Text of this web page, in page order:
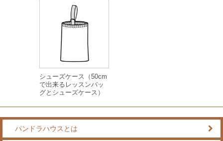
シューズケース（50cm
で出来るレッスンバッ
グとシューズケース）
パンドラハウスとは